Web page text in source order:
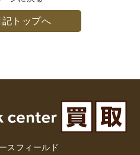
記トップへ
スフィールド